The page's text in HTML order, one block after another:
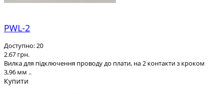
PWL-2
Доступно: 20
2.67 грн.
Вилка для підключення проводу до плати, на 2 контакти з кроком
3,96 мм ..
Купити